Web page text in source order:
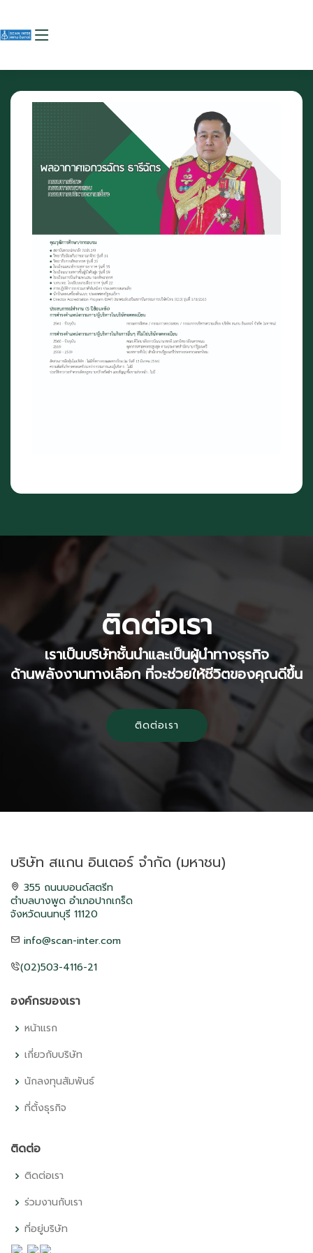
ติดต่อเรา
เราเป็นบริษัทชั้นนำและเป็นผู้นำทางธุรกิจ
ด้านพลังงานทางเลือก ที่จะช่วยให้ชีวิตของคุณดีขึ้น
ติดต่อเรา
บริษัท สแกน อินเตอร์ จำกัด (มหาชน)
355 ถนนบอนด์สตรีท
ตำบลบางพูด อำเภอปากเกร็ด
จังหวัดนนทบุรี 11120
info@scan-inter.com
(02)503-4116-21
องค์กรของเรา
หน้าแรก
เกี่ยวกับบริษัท
นักลงทุนสัมพันธ์
ที่ตั้งธุรกิจ
ติดต่อ
ติดต่อเรา
ร่วมงานกับเรา
ที่อยู่บริษัท